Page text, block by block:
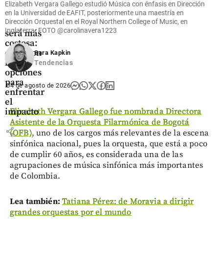
nómina
de las
mipymes
será más
costosa:
estas son
las
opciones
para
enfrentar
el
impacto
share
Elizabeth Vergara Gallego estudió Música con énfasis en Dirección
en la Universidad de EAFIT, posteriormente una maestría en
Dirección Orquestal en el Royal Northern College of Music, en
Inglaterra. FOTO @carolinavera1223
Sara Kapkin
Tendencias
04 de agosto de 2026
Elizabeth Vergara Gallego fue nombrada Directora
Asistente de la Orquesta Filarmónica de Bogotá
(OFB), uno de los cargos más relevantes de la escena
sinfónica nacional, pues la orquesta, que está a poco
de cumplir 60 años, es considerada una de las
agrupaciones de música sinfónica más importantes
de Colombia.
Lea también: Tatiana Pérez: de Moravia a dirigir
grandes orquestas por el mundo